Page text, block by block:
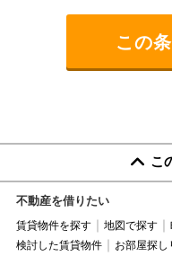
こ
不動産を借りたい
賃貸物件を探す 地図で探す
検討した賃貸物件
お部屋探し